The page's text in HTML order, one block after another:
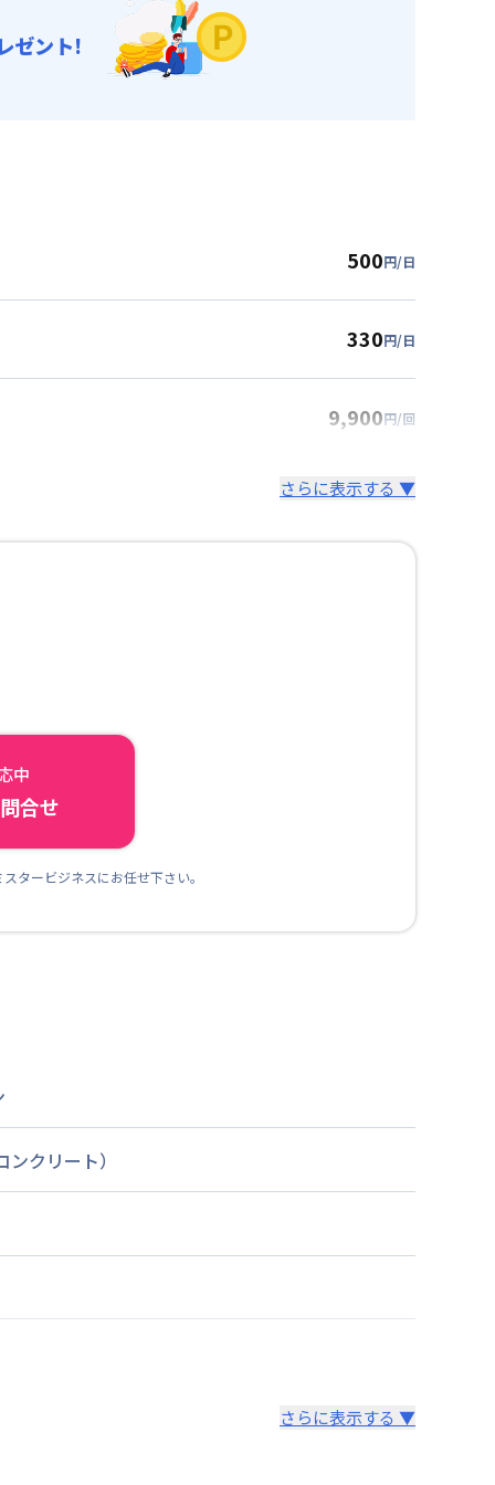
ゼント!
500円/日
330円/日
9,900円/回
さらに表示する ▼
中
合せ
タービジネスにお任せ下さい。
ンクリート）
さらに表示する ▼